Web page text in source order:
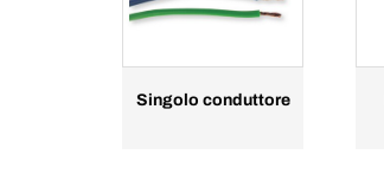
Singolo conduttore